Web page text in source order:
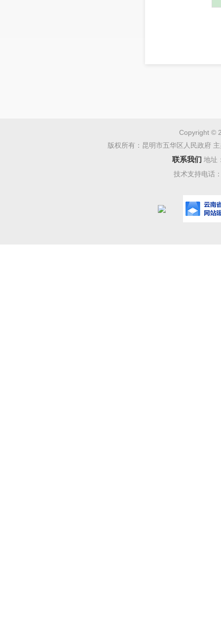
Copyright ©
版权所有：昆明市五华区人民政府
联系我们 地址
技术支持电话